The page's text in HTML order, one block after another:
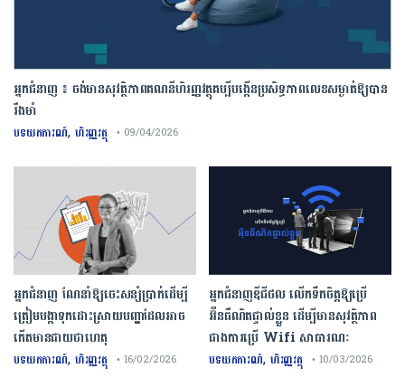
អ្នកជំនាញ ៖ ចង់មានសុវត្ថិភាពគណនីហិរញ្ញវត្ថុគប្បីបង្កើនប្រសិទ្ធភាពលេខសម្ងាត់ឱ្យបាន
រឹងមាំ
បទយកការណ៍, ហិរញ្ញវត្ថុ • 09/04/2026
អ្នកជំនាញឌីជីថល លើកទឹកចិត្តឱ្យប្រើ
អ៊ីនធឺណិតផ្ទាល់ខ្លួន ដើម្បីមានសុវត្ថិភាព
ជាងការប្រើ Wifi​ សាធារណៈ
បទយកការណ៍, ហិរញ្ញវត្ថុ • 10/03/2026
អ្នកជំនាញ ណែនាំឱ្យចេះសន្សំប្រាក់ដើម្បី
ត្រៀមបង្កាទុកដោះស្រាយបញ្ហាដែលអាច
កើតមានជាយថាហេតុ
បទយកការណ៍, ហិរញ្ញវត្ថុ • 16/02/2026